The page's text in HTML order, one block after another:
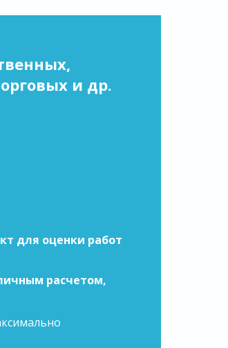
и др.
для оценки работ
расчетом,